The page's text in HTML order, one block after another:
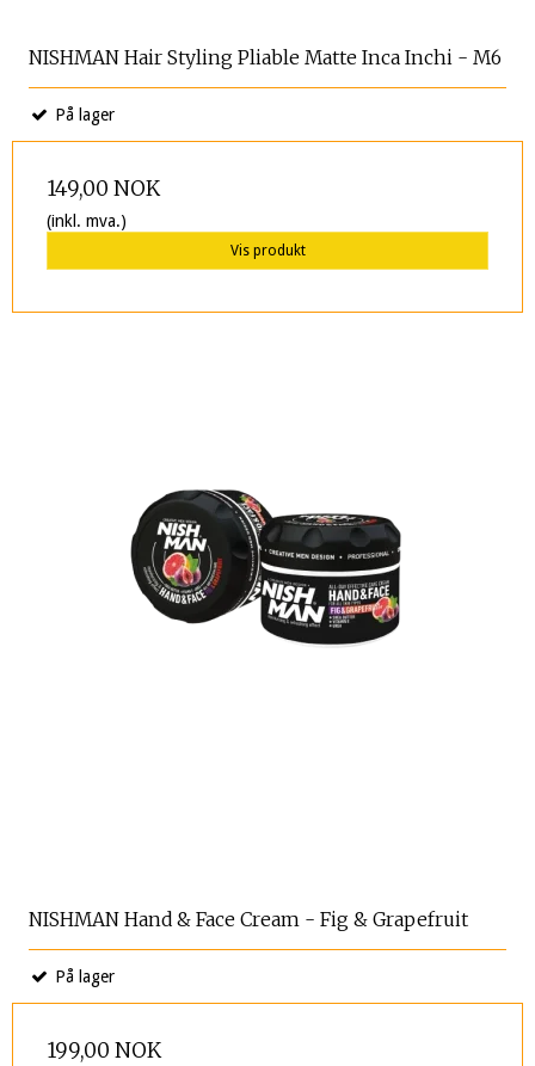
NISHMAN Hair Styling Pliable Matte Inca Inchi - M6
På lager
149,00 NOK
(inkl. mva.)
Vis produkt
NISHMAN Hand & Face Cream - Fig & Grapefruit
På lager
199,00 NOK